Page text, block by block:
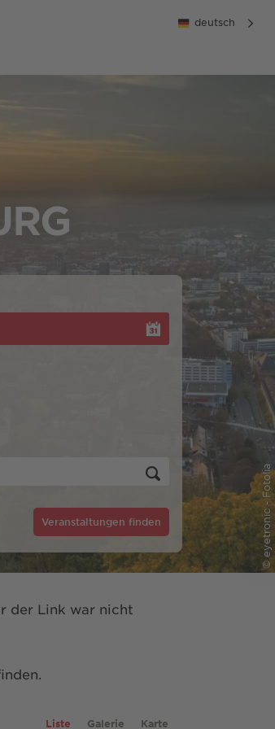
deutsch
© eyetronic - Fotolia
Veranstaltungen finden
der Link war nicht
Liste Galerie Karte